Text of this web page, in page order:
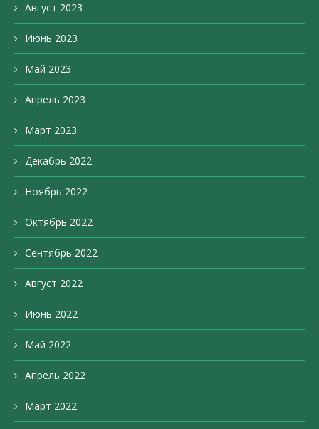
Август 2023
Июнь 2023
Май 2023
Апрель 2023
Март 2023
Декабрь 2022
Ноябрь 2022
Октябрь 2022
Сентябрь 2022
Август 2022
Июнь 2022
Май 2022
Апрель 2022
Март 2022